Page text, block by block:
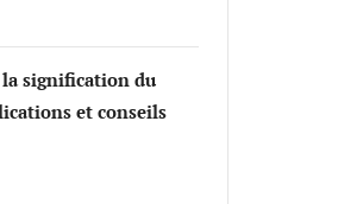
signification du
et conseils